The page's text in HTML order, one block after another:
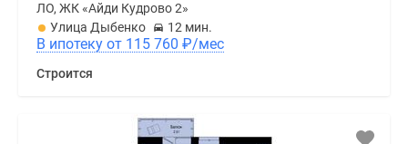
ЛО, ЖК «Айди Кудрово 2»
Улица Дыбенко
12 мин.
В ипотеку от 115 760 ₽/мес
Строится